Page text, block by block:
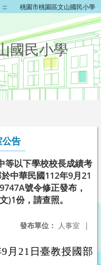
::: 桃園市桃園區文山國民小學
國民小學
公告
等以下學校校長成績考
中華民國112年9月21
號令修正發布，
)1份，請查照。
發布單位： 人事室 |
月21日臺教授國部